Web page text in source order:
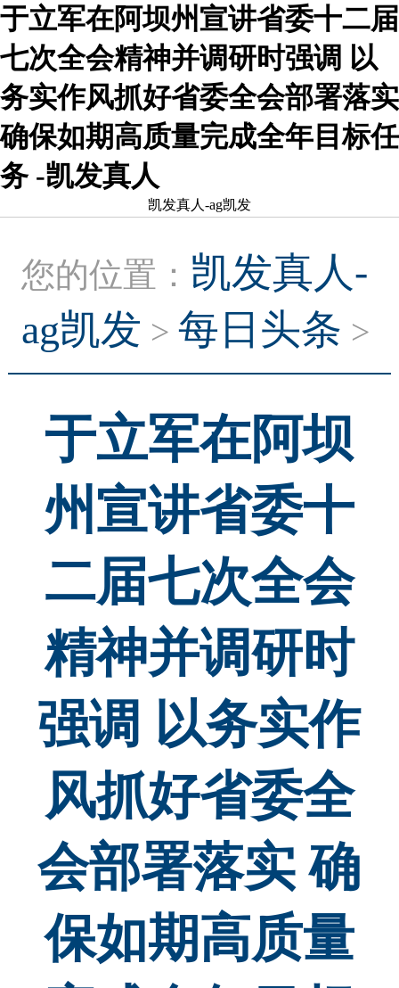
于立军在阿坝州宣讲省委十二届
七次全会精神并调研时强调 以
务实作风抓好省委全会部署落实
确保如期高质量完成全年目标任
务 -凯发真人
凯发真人-ag凯发
您的位置： 凯发真人-
ag凯发 >每日头条 >
于立军在阿坝
州宣讲省委十
二届七次全会
精神并调研时
强调 以务实作
风抓好省委全
会部署落实 确
保如期高质量